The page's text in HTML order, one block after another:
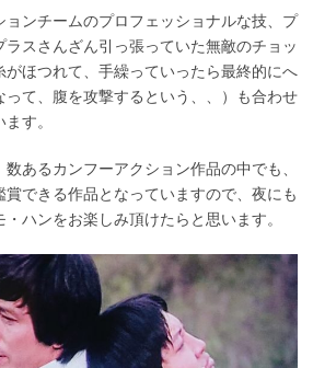
ンチームのプロフェッショナルな技、プ
スさんざん引っ張っていた無敵のチョッ
がほつれて、手繰っていったら最終的にへ
って、腹を攻撃するという、、）も合わせ
す。
あるカンフーアクション作品の中でも、
できる作品となっていますので、夜にも
ハンをお楽しみ頂けたらと思います。